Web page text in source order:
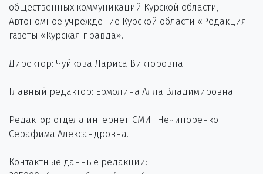
общественных коммуникаций Курской области,
Автономное учреждение Курской области «Редакция
газеты «Курская правда».
Директор: Чуйкова Лариса Викторовна.
Главный редактор: Ермолина Алла Владимировна.
Редактор отдела интернет-СМИ : Нечипоренко
Серафима Александровна.
Контактные данные редакции: